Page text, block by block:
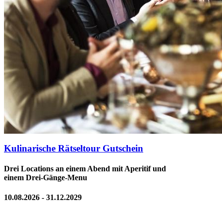
Kulinarische Rätseltour Gutschein
Drei Locations an einem Abend mit Aperitif und
einem Drei-Gänge-Menu
10.08.2026 - 31.12.2029